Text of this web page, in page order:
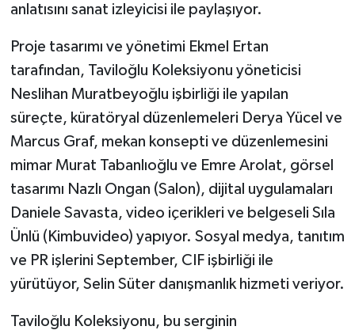
anlatısını sanat izleyicisi ile paylaşıyor.
Proje tasarımı ve yönetimi Ekmel Ertan
tarafından, Taviloğlu Koleksiyonu yöneticisi
Neslihan Muratbeyoğlu işbirliği ile yapılan
süreçte, küratöryal düzenlemeleri Derya Yücel ve
Marcus Graf, mekan konsepti ve düzenlemesini
mimar Murat Tabanlıoğlu ve Emre Arolat, görsel
tasarımı Nazlı Ongan (Salon), dijital uygulamaları
Daniele Savasta, video içerikleri ve belgeseli Sıla
Ünlü (Kimbuvideo) yapıyor. Sosyal medya, tanıtım
ve PR işlerini September, CIF işbirliği ile
yürütüyor, Selin Süter danışmanlık hizmeti veriyor.
Taviloğlu Koleksiyonu, bu serginin